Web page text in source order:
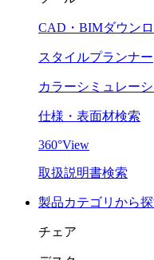
CAD・BIMダウン
スタイルプランナー
カラーシミュレー
仕様・表面材検索
360°View
取扱説明書検索
製品カテゴリから
チェア